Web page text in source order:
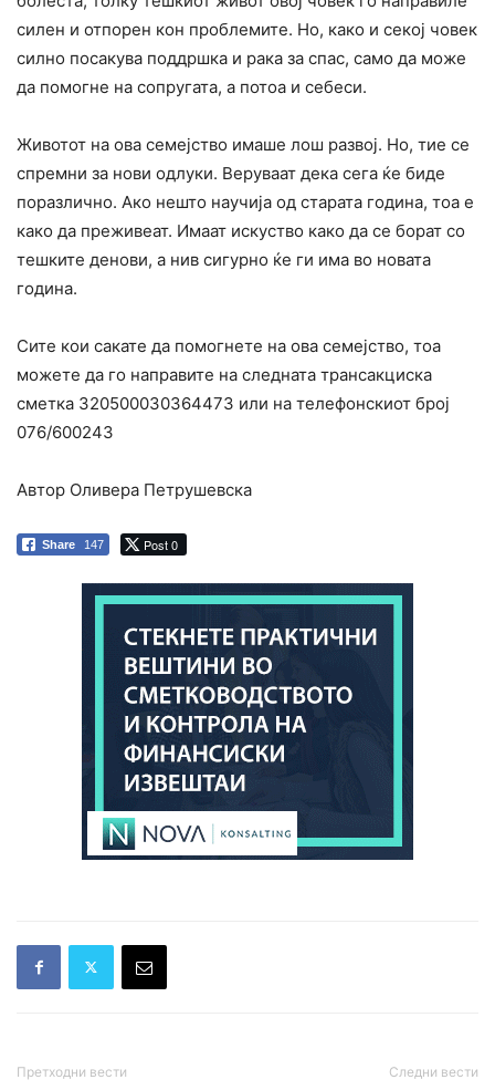
силен и отпорен кон проблемите. Но, како и секој човек
силно посакува поддршка и рака за спас, само да може
да помогне на сопругата, а потоа и себеси.
Животот на ова семејство имаше лош развој. Но, тие се
спремни за нови одлуки. Веруваат дека сега ќе биде
поразлично. Ако нешто научија од старата година, тоа е
како да преживеат. Имаат искуство како да се борат со
тешките денови, а нив сигурно ќе ги има во новата
година.
Сите кои сакате да помогнете на ова семејство, тоа
можете да го направите на следната трансакциска
сметка 320500030364473 или на телефонскиот број
076/600243
Автор Оливера Петрушевска
Share 147 Post 0
Претходни вести Следни вести